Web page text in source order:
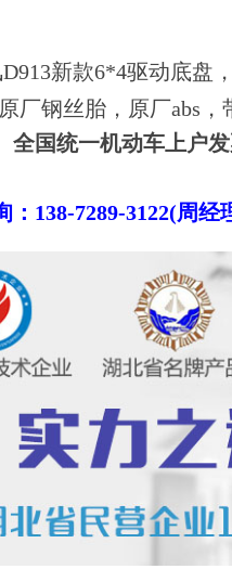
新款6*4驱动底盘
厂钢丝胎，原厂abs
国统一机动车上户
138-7289-3122(周经